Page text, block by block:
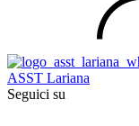
ASST Lariana
Seguici su